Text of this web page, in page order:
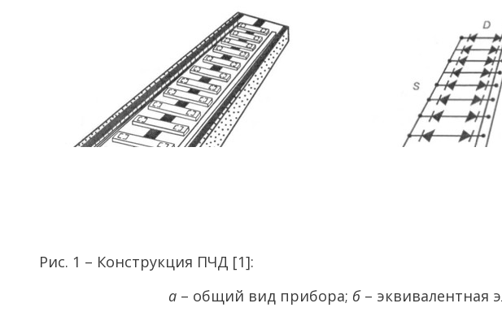
Рис. 1 – Конструкция ПЧД [1]:
а – общий вид прибора; б– эквивалентная